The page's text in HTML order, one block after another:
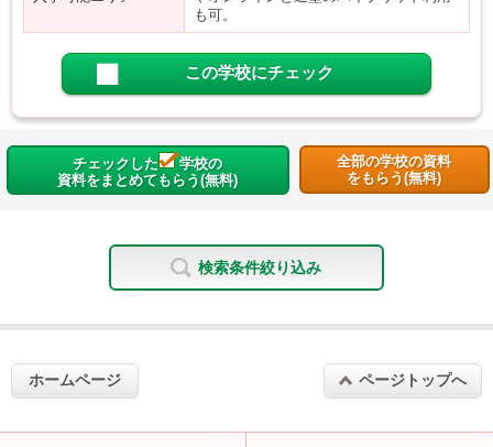
も可。
この学校にチェック
チェックした
学校の
資料をまとめてもらう(無料)
全部の学校の資料
をもらう(無料)
検索条件絞り込み
ホームページ ページトップへ